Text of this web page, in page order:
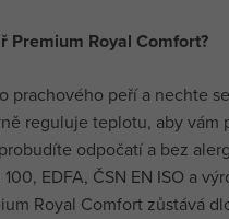
Premium Royal Comfort?
prachového peří a nechte
reguluje teplotu, aby
odpočatí a bez
100, EDFA, ČSN EN ISO a
Royal Comfort zůstává